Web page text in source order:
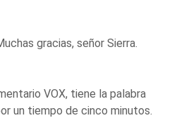
gracias, señor Sierra.
VOX, tiene la palabra
un tiempo de cinco minutos.